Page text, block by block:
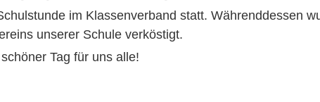
im Klassenverband statt. Währenddessen
unserer Schule verköstigt.
Tag für uns alle!